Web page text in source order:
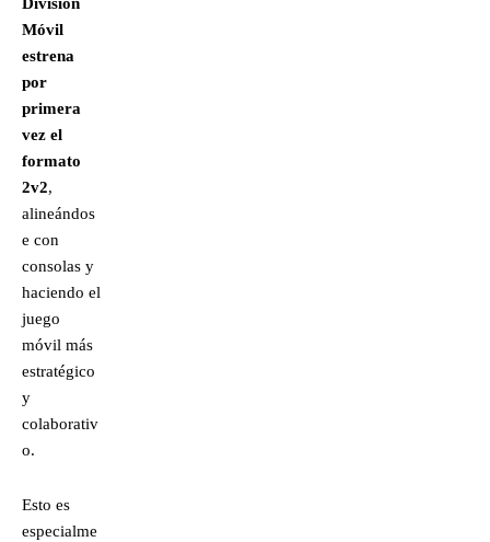
División
Móvil
estrena
por
primera
vez el
formato
2v2,
alineándos
e con
consolas y
haciendo el
juego
móvil más
estratégico
y
colaborativ
o.
Esto es
especialme